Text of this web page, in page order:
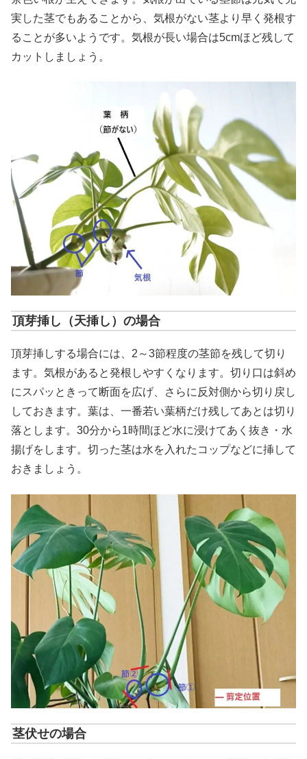
実した茎でもあることから、気根がない茎より早く発根す
ることが多いようです。気根が長い場合は5cmほど残して
カットしましょう。
頂芽挿し（天挿し）の場合
頂芽挿しする場合には、2～3節程度の茎節を残して切り
ます。気根があると発根しやすくなります。切り口は斜め
にスパッときって断面を広げ、さらに反対側から切り戻し
しておきます。葉は、一番若い葉柄だけ残してあとは切り
落とします。30分から1時間ほど水に浸けてあく抜き・水
揚げをします。切った茎は水を入れたコップなどに挿して
おきましょう。
茎伏せの場合